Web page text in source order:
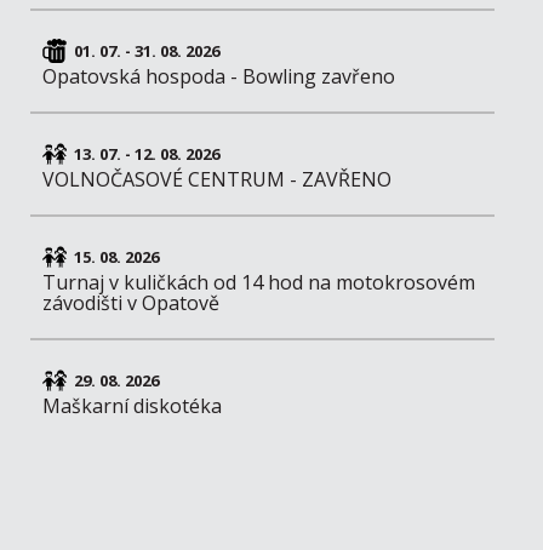
01. 07. - 31. 08. 2026
Opatovská hospoda - Bowling zavřeno
13. 07. - 12. 08. 2026
VOLNOČASOVÉ CENTRUM - ZAVŘENO
15. 08. 2026
Turnaj v kuličkách od 14 hod na motokrosovém
závodišti v Opatově
29. 08. 2026
Maškarní diskotéka